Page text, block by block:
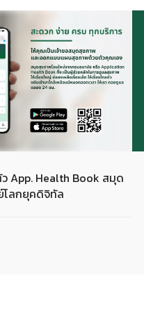
App. Health Book สมุด
โลกยุคดิจิทัล